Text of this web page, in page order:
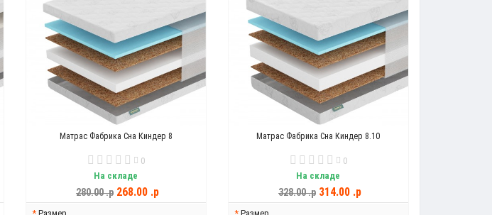
Матрас Фабрика Сна Киндер 8
0
На складе
280.00 .p 268.00 .p
Матрас Фабрика Сна Киндер 8.10
0
На складе
328.00 .p 314.00 .p